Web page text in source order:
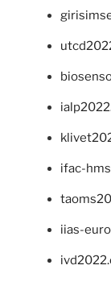
ifac-
iias-